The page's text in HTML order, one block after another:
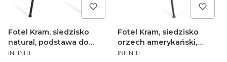
Fotel Kram, siedzisko
natural, podstawa do
wyboru - Infiniti Design
PRODUCENT
INFINITI
Fotel Kram, siedzisko
orzech amerykański,
podstawa do wyboru -
PRODUCENT
INFINITI